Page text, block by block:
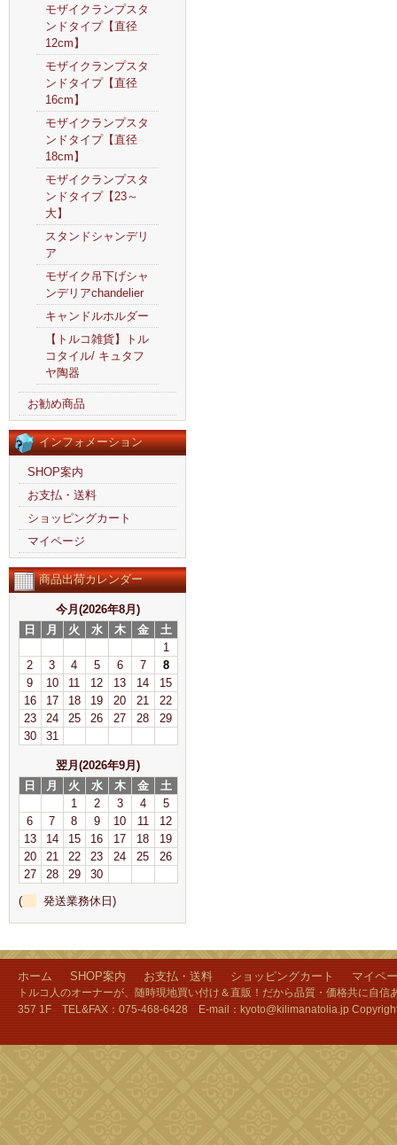
モザイクランプスタ
ンドタイプ【直径
12cm】
モザイクランプスタ
ンドタイプ【直径
16cm】
モザイクランプスタ
ンドタイプ【直径
18cm】
モザイクランプスタ
ンドタイプ【23～
大】
スタンドシャンデリ
ア
モザイク吊下げシャ
ンデリアchandelier
キャンドルホルダー
【トルコ雑貨】トル
コタイル/ キュタフ
ヤ陶器
お勧め商品
インフォメーション
SHOP案内
お支払・送料
ショッピングカート
マイページ
商品出荷カレンダー
今月(2026年8月)
日
月 火 水 木 金
土
1
2
3 4 5 6 7
8
9
10 11 12 13 14
15
16
17 18 19 20 21
22
23
24 25 26 27 28
29
30
31
翌月(2026年9月)
日
月 火 水 木 金
土
1
2 3 4
5
6
7 8 9 10 11
12
13
14 15 16 17 18
19
20
21 22 23 24 25
26
27
28 29
30
(
発送業務休日)
ホーム SHOP案内 お支払・送料 ショッピングカート マイペ
トルコ人のオーナーが、随時現地買い付け＆直販！だから品質・価格共に自
357 1F TEL&FAX：075-468-6428 E-mail：kyoto@kilimanatolia.jp